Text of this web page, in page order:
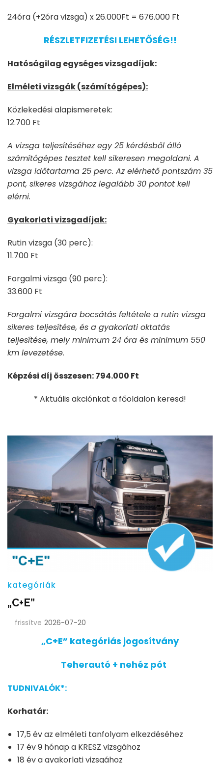
24óra (+2óra vizsga) x 26.000Ft = 676.000 Ft
RÉSZLETFIZETÉSI LEHETŐSÉG!!
Hatóságilag egységes vizsgadíjak:
Elméleti vizsgák (számítógépes):
Közlekedési alapismeretek:
12.700 Ft
A vizsga teljesítéséhez egy 25 kérdésből álló
számítógépes tesztet kell sikeresen megoldani. A
vizsga időtartama 25 perc. Az elérhető pontszám 35
pont, sikeres vizsgához legalább 30 pontot kell
elérni.
Gyakorlati vizsgadíjak:
Rutin vizsga (30 perc):
11.700 Ft
Forgalmi vizsga (90 perc):
33.600 Ft
Forgalmi vizsgára bocsátás feltétele a rutin vizsga
sikeres teljesítése, és a gyakorlati oktatás
teljesítése, mely minimum 24 óra és minimum 550
km levezetése.
Képzési díj összesen: 794.000 Ft
* Aktuális akciónkat a főoldalon keresd!
kategóriák
„C+E”
frissítve 2026-07-20
„C+E” kategóriás jogosítvány
Teherautó + nehéz pót
TUDNIVALÓK*:
Korhatár:
17,5 év az elméleti tanfolyam elkezdéséhez
17 év 9 hónap a KRESZ vizsgához
18 év a gyakorlati vizsgához